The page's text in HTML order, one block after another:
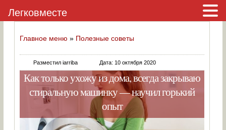
Главное меню » Полезные советы
Разместил iarriba Дата: 10 октября 2020
Как только ухожу из дома, всегда закрываю
стиральную машинку — научил горький
опыт
Легковместе